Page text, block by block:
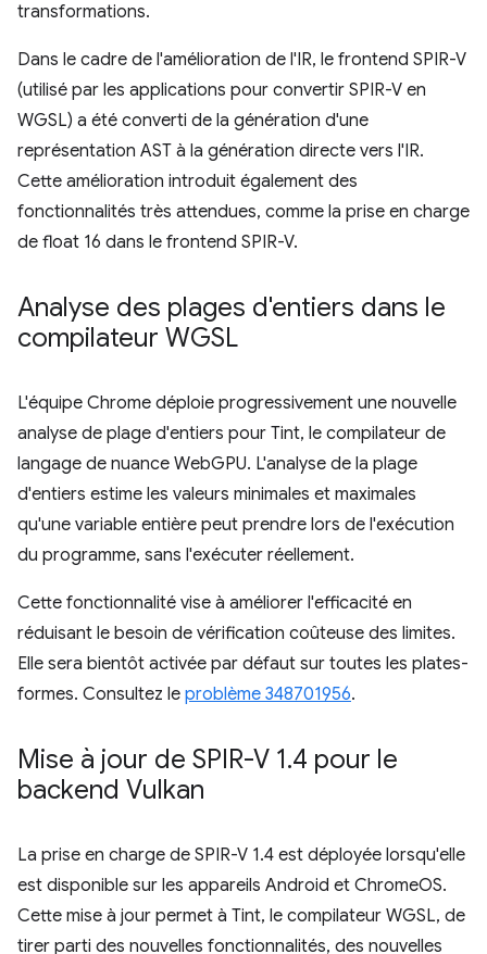
transformations.
Dans le cadre de l'amélioration de l'IR, le frontend SPIR-V
(utilisé par les applications pour convertir SPIR-V en
WGSL) a été converti de la génération d'une
représentation AST à la génération directe vers l'IR.
Cette amélioration introduit également des
fonctionnalités très attendues, comme la prise en charge
de float 16 dans le frontend SPIR-V.
Analyse des plages d'entiers dans le
compilateur WGSL
L'équipe Chrome déploie progressivement une nouvelle
analyse de plage d'entiers pour Tint, le compilateur de
langage de nuance WebGPU. L'analyse de la plage
d'entiers estime les valeurs minimales et maximales
qu'une variable entière peut prendre lors de l'exécution
du programme, sans l'exécuter réellement.
Cette fonctionnalité vise à améliorer l'efficacité en
réduisant le besoin de vérification coûteuse des limites.
Elle sera bientôt activée par défaut sur toutes les plates-
formes. Consultez le problème 348701956.
Mise à jour de SPIR-V 1.4 pour le
backend Vulkan
La prise en charge de SPIR-V 1.4 est déployée lorsqu'elle
est disponible sur les appareils Android et ChromeOS.
Cette mise à jour permet à Tint, le compilateur WGSL, de
tirer parti des nouvelles fonctionnalités, des nouvelles